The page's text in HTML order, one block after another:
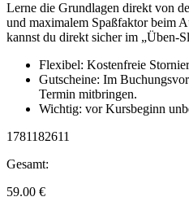
Lerne die Grundlagen direkt von
und maximalem Spaßfaktor beim
kannst du direkt sicher im „Üben-
Flexibel: Kostenfreie
Gutscheine: Im
Termin mitbringen.
Wichtig: vor Kursbeginn
1781182611
Gesamt:
59.00 €